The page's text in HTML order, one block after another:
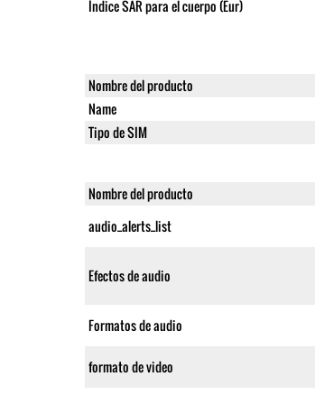
Índice SAR para el cuerpo (Eur)
Nombre del producto
Name
Tipo de SIM
Nombre del producto
audio_alerts_list
Efectos de audio
Formatos de audio
formato de video